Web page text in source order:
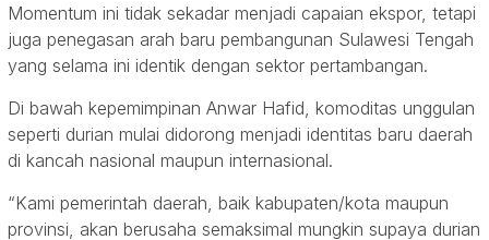
Momentum ini tidak sekadar menjadi capaian ekspor, tetapi
juga penegasan arah baru pembangunan Sulawesi Tengah
yang selama ini identik dengan sektor pertambangan.
Di bawah kepemimpinan Anwar Hafid, komoditas unggulan
seperti durian mulai didorong menjadi identitas baru daerah
di kancah nasional maupun internasional.
“Kami pemerintah daerah, baik kabupaten/kota maupun
provinsi, akan berusaha semaksimal mungkin supaya durian